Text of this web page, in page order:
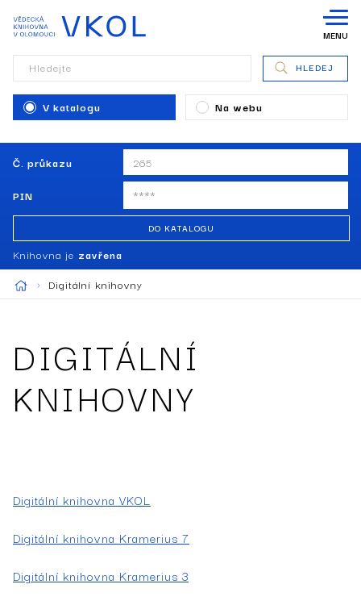
Č. průkazu
PIN
DO KATALOGU
Knihovna je zavřena
MENU
Hledejte
V katalogu Na webu
HLEDEJ
Digitální knihovny
DIGITÁLNÍ
KNIHOVNY
Digitální knihovna VKOL
Digitální knihovna Kramerius 7
Digitální knihovna Kramerius 3